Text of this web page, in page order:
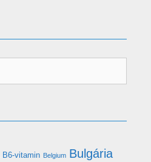
B6-vitamin Belgium Bulgária